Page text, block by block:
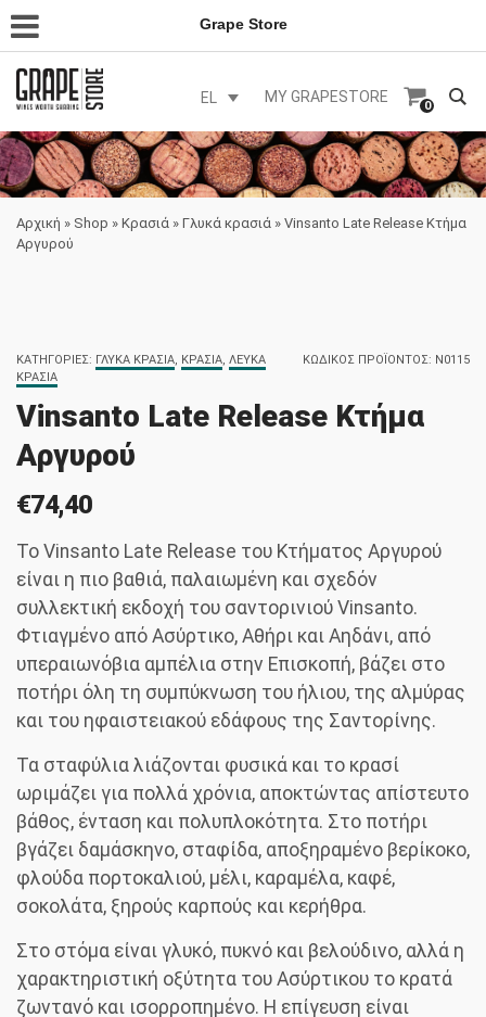
Grape Store
EL MY GRAPESTORE
0
Αρχική » Shop » Κρασιά » Γλυκά κρασιά » Vinsanto Late Release Κτήμα
Αργυρού
ΚΩΔΙΚΌΣ ΠΡΟΪΌΝΤΟΣ: N0115
ΚΑΤΗΓΟΡΊΕΣ: ΓΛΥΚΆ ΚΡΑΣΙΆ, ΚΡΑΣΙΆ, ΛΕΥΚΆ
ΚΡΑΣΙΆ
Vinsanto Late Release Κτήμα
Αργυρού
€74,40
Το Vinsanto Late Release του Κτήματος Αργυρού
είναι η πιο βαθιά, παλαιωμένη και σχεδόν
συλλεκτική εκδοχή του σαντορινιού Vinsanto.
Φτιαγμένο από Ασύρτικο, Αθήρι και Αηδάνι, από
υπεραιωνόβια αμπέλια στην Επισκοπή, βάζει στο
ποτήρι όλη τη συμπύκνωση του ήλιου, της αλμύρας
και του ηφαιστειακού εδάφους της Σαντορίνης.
Τα σταφύλια λιάζονται φυσικά και το κρασί
ωριμάζει για πολλά χρόνια, αποκτώντας απίστευτο
βάθος, ένταση και πολυπλοκότητα. Στο ποτήρι
βγάζει δαμάσκηνο, σταφίδα, αποξηραμένο βερίκοκο,
φλούδα πορτοκαλιού, μέλι, καραμέλα, καφέ,
σοκολάτα, ξηρούς καρπούς και κερήθρα.
Στο στόμα είναι γλυκό, πυκνό και βελούδινο, αλλά η
χαρακτηριστική οξύτητα του Ασύρτικου το κρατά
ζωντανό και ισορροπημένο. Η επίγευση είναι